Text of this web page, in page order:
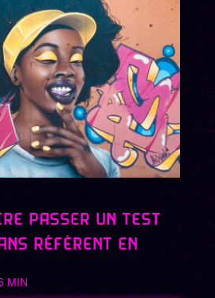
PASSER UN TEST
RÉFÉRENT EN
MIN